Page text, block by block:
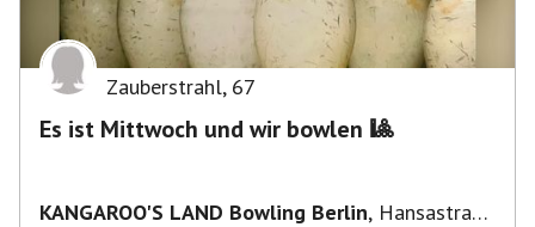
Zauberstrahl, 67
Es ist Mittwoch und wir bowlen 🎱
KANGAROO'S LAND Bowling Berlin, Hansastraße